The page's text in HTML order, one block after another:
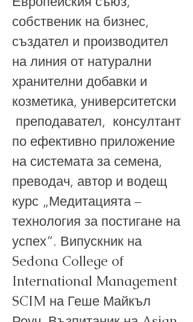
собственик на бизнес,
създател и производител
на линия от натурални
хранителни добавки и
козметика, университетски
преподавател, консултант
по ефективно приложение
на системата за семена,
преводач, автор и водещ
курс „Медитацията –
технология за постигане на
успех“. Випускник на
Sedona College of
International Management
SCIM на Геше Майкъл